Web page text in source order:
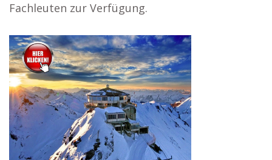
Fachleuten zur Verfügung.